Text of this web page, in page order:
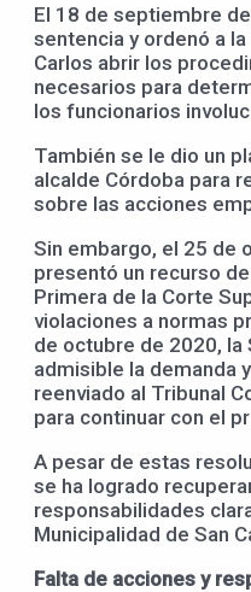
El 18 de septiembre
sentencia y ordenó a
Carlos abrir los
necesarios para
los funcionarios
También se le dio un
alcalde Córdoba para
sobre las acciones
Sin embargo, el 25 de
presentó un recurso
Primera de la Corte
violaciones a normas
de octubre de 2020, la
admisible la demanda
reenviado al Tribunal
para continuar con el
A pesar de estas
se ha logrado
responsabilidades
Municipalidad de San
Falta de acciones y